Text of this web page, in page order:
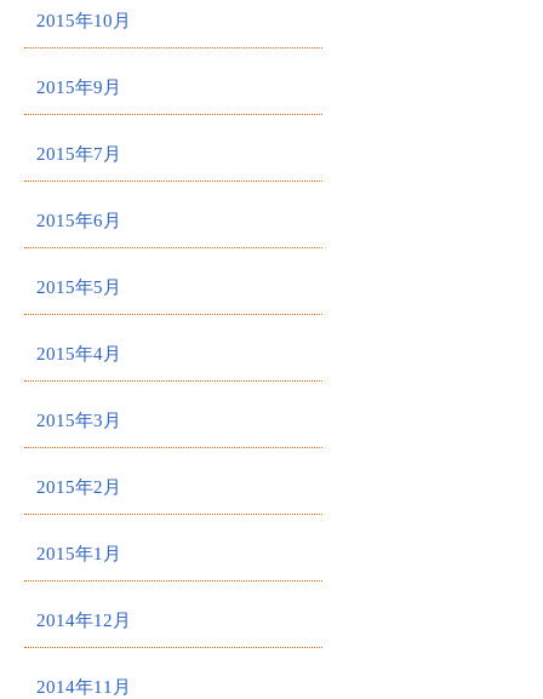
2015年10月
2015年9月
2015年7月
2015年6月
2015年5月
2015年4月
2015年3月
2015年2月
2015年1月
2014年12月
2014年11月